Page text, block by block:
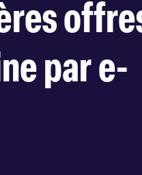
par e-